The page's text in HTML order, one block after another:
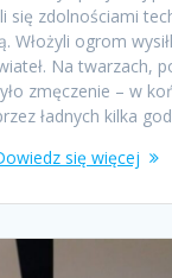
się zdolnościami
Włożyli ogrom
Na twarzach,
zmęczenie – w
ładnych kilka
się więcej